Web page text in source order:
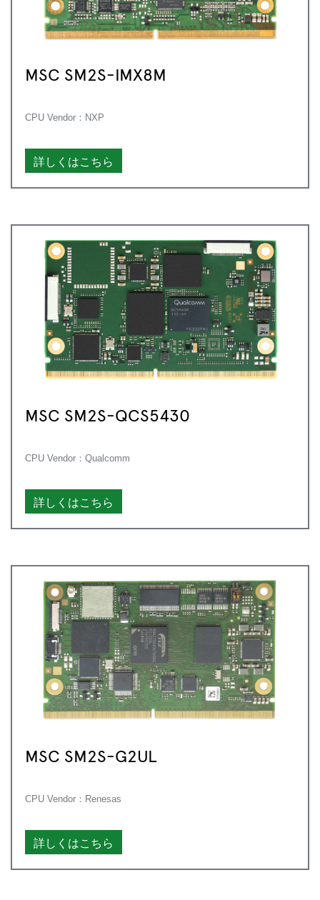
MSC SM2S-IMX8M
CPU Vendor：NXP
詳しくはこちら
MSC SM2S-QCS5430
CPU Vendor：Qualcomm
詳しくはこちら
MSC SM2S-G2UL
CPU Vendor：Renesas
詳しくはこちら